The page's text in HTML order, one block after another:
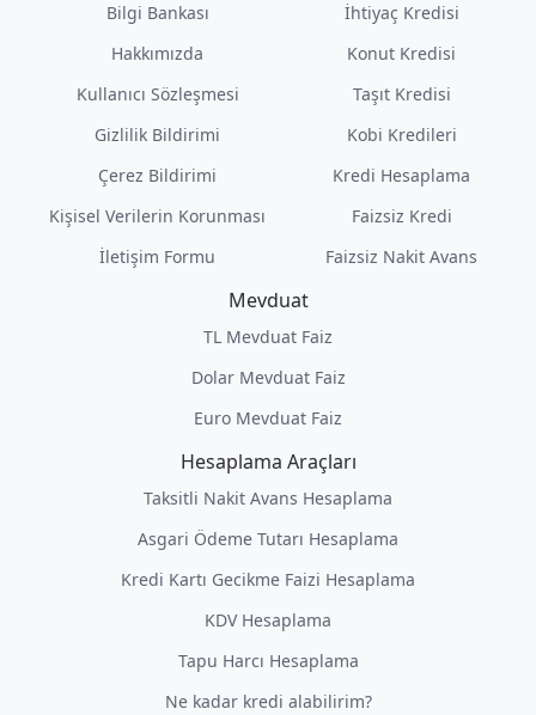
Bilgi Bankası
Hakkımızda
Kullanıcı Sözleşmesi
Gizlilik Bildirimi
Çerez Bildirimi
Kişisel Verilerin Korunması
İletişim Formu
İhtiyaç Kredisi
Konut Kredisi
Taşıt Kredisi
Kobi Kredileri
Kredi Hesaplama
Faizsiz Kredi
Faizsiz Nakit Avans
Mevduat
TL Mevduat Faiz
Dolar Mevduat Faiz
Euro Mevduat Faiz
Hesaplama Araçları
Taksitli Nakit Avans Hesaplama
Asgari Ödeme Tutarı Hesaplama
Kredi Kartı Gecikme Faizi Hesaplama
KDV Hesaplama
Tapu Harcı Hesaplama
Ne kadar kredi alabilirim?